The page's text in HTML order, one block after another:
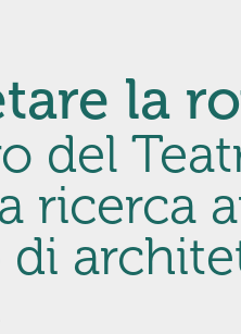
la
del
ricerca